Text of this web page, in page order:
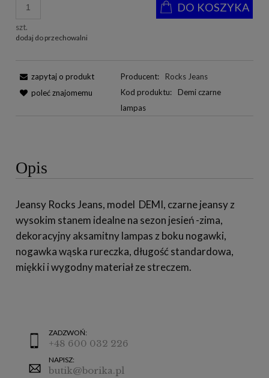
szt.
DO KOSZYKA
dodaj do przechowalni
Producent:
Rocks Jeans
Kod produktu:
Demi czarne
lampas
zapytaj o produkt
poleć znajomemu
Opis
Jeansy Rocks Jeans, model DEMI, czarne jeansy z
wysokim stanem idealne na sezon jesień -zima,
dekoracyjny aksamitny lampas z boku nogawki,
nogawka wąska rureczka, długość standardowa,
miękki i wygodny materiał ze streczem.
ZADZWOŃ:
+48 600 032 226
NAPISZ:
butik@borika.pl